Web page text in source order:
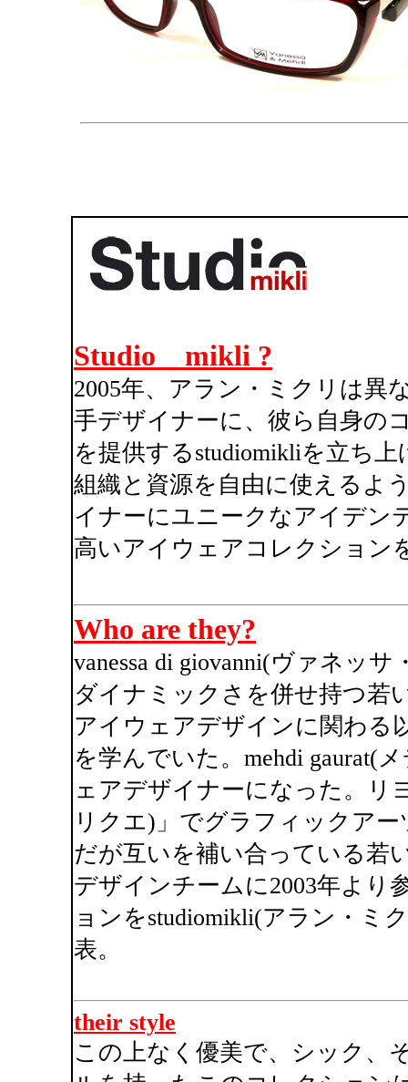
Studio mikli ?
2005年、アラン・ミクリは異
手デザイナーに、彼ら自身の
を提供するstudiomikliを立ち
組織と資源を自由に使えるよ
イナーにユニークなアイデン
高いアイウェアコレクション
Who are they?
vanessa di giovanni(ヴァネッ
ダイナミックさを併せ持つ若
アイウェアデザインに関わる
を学んでいた。mehdi gaurat(
ェアデザイナーになった。リ
リクエ)」でグラフィックア
だが互いを補い合っている若
デザインチームに2003年より
ョンをstudiomikli(アラン・ミ
表。
their style
この上なく優美で、シック、